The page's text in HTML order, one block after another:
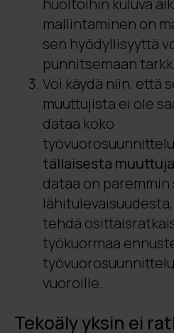
huoltoihin kuluva
mallintaminen on
sen hyödyllisyyttä
punnitsemaan
Voi käydä niin, että
muuttujista ei ole
dataa koko
tällaisesta
dataa on paremmin
tehdä
työkuormaa
vuoroille.
Tekoäly yksin ei